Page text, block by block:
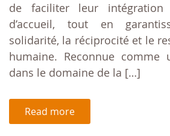
de faciliter leur
d’accueil, tout en
solidarité, la réciprocité et le
humaine. Reconnue comme
dans le domaine de la […]
Read more